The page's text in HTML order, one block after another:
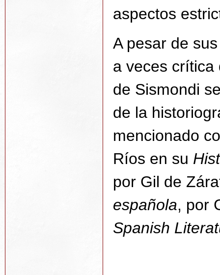
aspectos
A pesar de
a veces crítica
de Sismondi
de la
mencionado
Ríos en su
por Gil de
española, por
Spanish